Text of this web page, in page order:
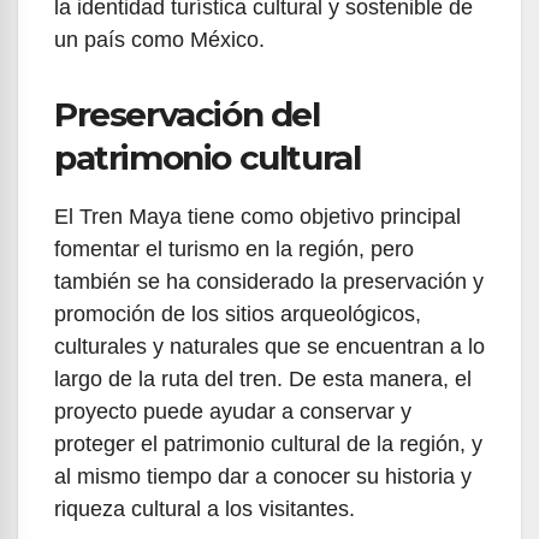
la identidad turística cultural y sostenible de
un país como México.
Preservación del
patrimonio cultural
El Tren Maya tiene como objetivo principal
fomentar el turismo en la región, pero
también se ha considerado la preservación y
promoción de los sitios arqueológicos,
culturales y naturales que se encuentran a lo
largo de la ruta del tren. De esta manera, el
proyecto puede ayudar a conservar y
proteger el patrimonio cultural de la región, y
al mismo tiempo dar a conocer su historia y
riqueza cultural a los visitantes.